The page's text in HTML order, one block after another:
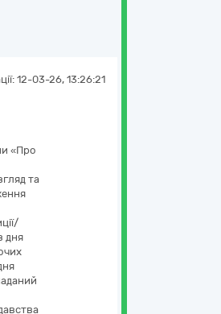
12-03-26, 13:26:21
«Про
та
дня